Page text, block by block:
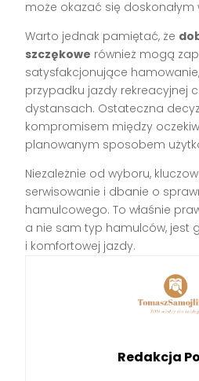
może okazać się doskonałym
Warto jednak pamiętać, że
szczękowe również mogą
satysfakcjonujące
przypadku jazdy rekreacyjnej
dystansach. Ostateczna
kompromisem między
planowanym sposobem
Niezależnie od wyboru,
serwisowanie i dbanie o
hamulcowego. To właśnie
a nie sam typ hamulców, jest
i komfortowej jazdy.
Redakcja